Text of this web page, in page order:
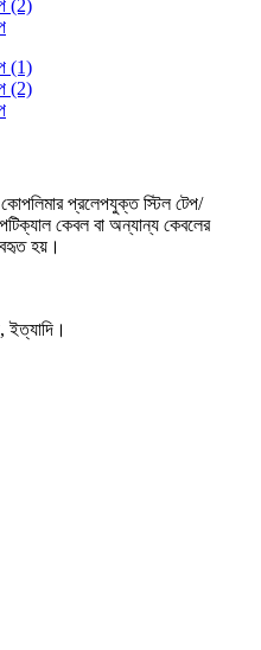
প্রলেপযুক্ত স্টিল টেপ/
কেবল বা অন্যান্য কেবলের
হয়।
ইত্যাদি।